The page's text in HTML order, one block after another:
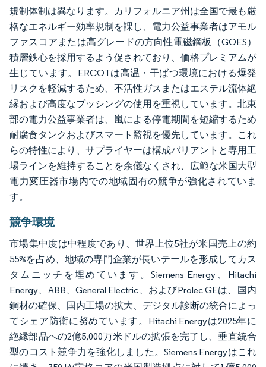
規制体制は異なります。カリフォルニア州は全国で最も厳
格なエネルギー効率規制を課し、電力公益事業者はアモル
ファスコアまたは高グレードの方向性電磁鋼板（GOES）
積層鉄心を採用するよう促されており、価格プレミアムが
生じています。ERCOTは高温・干ばつ環境における爆発
リスクを軽減するため、不活性ガスまたはエステル流体絶
縁および高度なブッシングの使用を重視しています。北東
部の電力公益事業者は、嵐による停電期間を短縮するため
耐腐食タンクおよびスマート監視を優先しています。これ
らの特性により、サプライヤーは構成バリアントと専用工
場ラインを維持することを余儀なくされ、広範な米国大型
電力変圧器市場内での地域固有の競争が強化されていま
す。
競争環境
市場集中度は中程度であり、世界上位5社が米国売上の約
55%を占め、地域の専門企業が長いテールを形成してカス
タムニッチを埋めています。Siemens Energy、Hitachi
Energy、ABB、General Electric、およびProlec GEは、国内
鋼材の確保、国内工場の拡大、デジタル診断の統合によっ
てシェア防衛に努めています。Hitachi Energyは2025年に
絶縁部品への2億5,000万米ドルの拡張を完了し、垂直統合
型のコスト競争力を強化しました。Siemens Energyはこれ